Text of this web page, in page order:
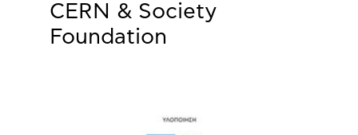
CERN & Society
Foundation